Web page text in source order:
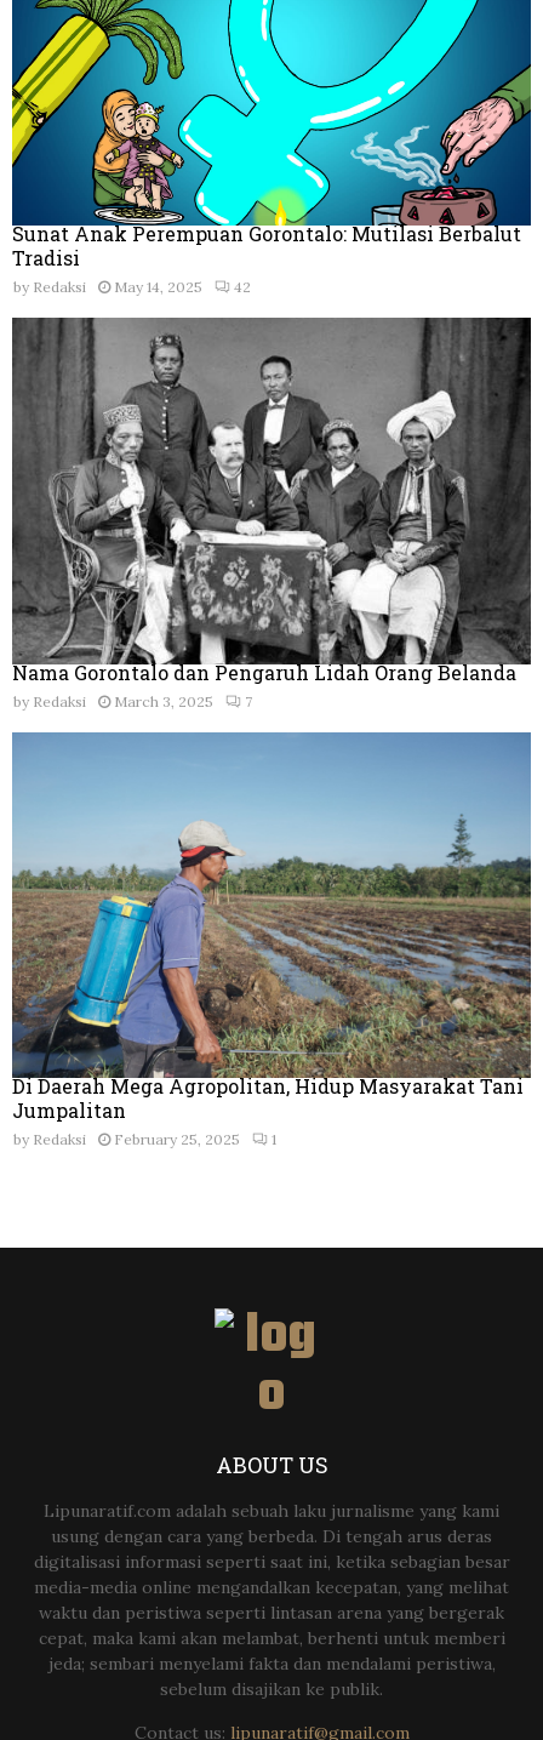
Sunat Anak Perempuan Gorontalo: Mutilasi Berbalut
Tradisi
by Redaksi May 14, 2025 42
Nama Gorontalo dan Pengaruh Lidah Orang Belanda
by Redaksi March 3, 2025 7
Di Daerah Mega Agropolitan, Hidup Masyarakat Tani
Jumpalitan
by Redaksi February 25, 2025 1
ABOUT US
Lipunaratif.com adalah sebuah laku jurnalisme yang kami
usung dengan cara yang berbeda. Di tengah arus deras
digitalisasi informasi seperti saat ini, ketika sebagian besar
media-media online mengandalkan kecepatan, yang melihat
waktu dan peristiwa seperti lintasan arena yang bergerak
cepat, maka kami akan melambat, berhenti untuk memberi
jeda; sembari menyelami fakta dan mendalami peristiwa,
sebelum disajikan ke publik.
Contact us: lipunaratif@gmail.com